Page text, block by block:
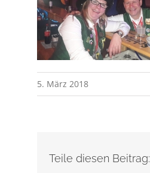
5. März 2018
Teile diesen Beitrag: